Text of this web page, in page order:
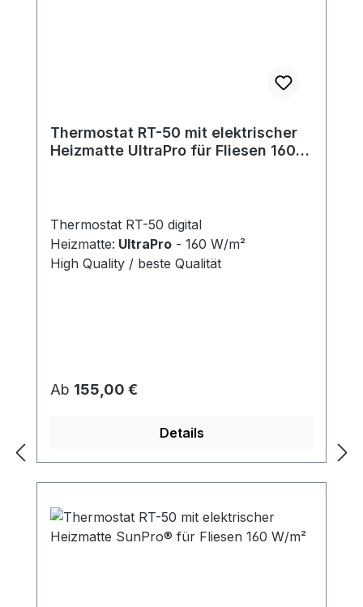
Thermostat RT-50 mit elektrischer
Heizmatte UltraPro für Fliesen 160
Thermostat RT-50 digital
Heizmatte: UltraPro - 160 W/m²
High Quality / beste Qualität
Regulärer Preis:
Ab 155,00 €
Details